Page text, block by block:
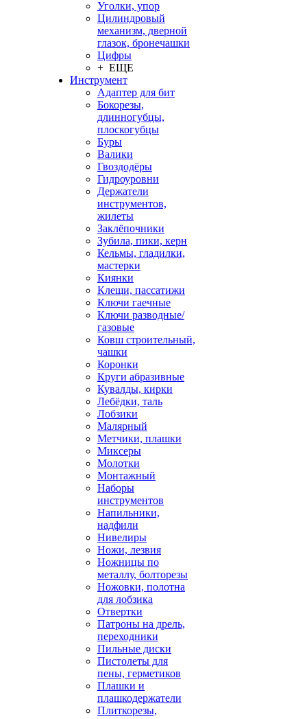
Уголки, упор
Цилиндровый
механизм, дверной
глазок, бронечашки
Цифры
+ ЕЩЕ
Инструмент
Адаптер для бит
Бокорезы,
длинногубцы,
плоскогубцы
Буры
Валики
Гвоздодёры
Гидроуровни
Держатели
инструментов,
жилеты
Заклёпочники
Зубила, пики, керн
Кельмы, гладилки,
мастерки
Киянки
Клещи, пассатижи
Ключи гаечные
Ключи разводные/
газовые
Ковш строительный,
чашки
Коронки
Круги абразивные
Кувалды, кирки
Лебёдки, таль
Лобзики
Малярный
Метчики, плашки
Миксеры
Молотки
Монтажный
Наборы
инструментов
Напильники,
надфили
Нивелиры
Ножи, лезвия
Ножницы по
металлу, болторезы
Ножовки, полотна
для лобзика
Отвертки
Патроны на дрель,
переходники
Пильные диски
Пистолеты для
пены, герметиков
Плашки и
плашкодержатели
Плиткорезы,